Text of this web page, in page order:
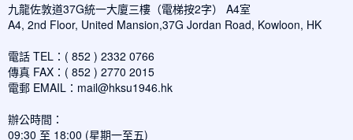
九龍佐敦道37G統一大廈三樓（電梯按2字） A4室
A4, 2nd Floor, United Mansion,37G Jordan Road, Kowloon, HK
電話 TEL：( 852 ) 2332 0766
傳真 FAX：( 852 ) 2770 2015
電郵 EMAIL： mail@hksu1946.hk
辦公時間：
09:30 至 18:00 (星期一至五)